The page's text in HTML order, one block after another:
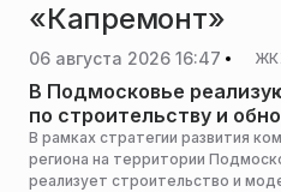
«Капремонт»
06 августа 2026 16:47
В Подмосковье
по строительству и
коммунальных систем
В рамках стратегии развития
региона на территории
реализует строительство и